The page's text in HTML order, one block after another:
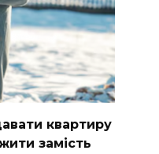
квартиру
замість